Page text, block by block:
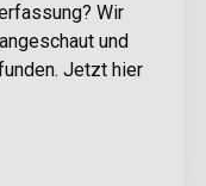
Wir
und
Jetzt hier